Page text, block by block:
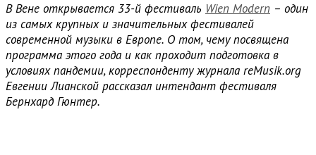
В Вене открывается 33-й фестиваль Wien Modern – один
из самых крупных и значительных фестивалей
современной музыки в Европе. О том, чему посвящена
программа этого года и как проходит подготовка в
условиях пандемии, корреспонденту журнала reMusik.org
Евгении Лианской рассказал интендант фестиваля
Бернхард Гюнтер.